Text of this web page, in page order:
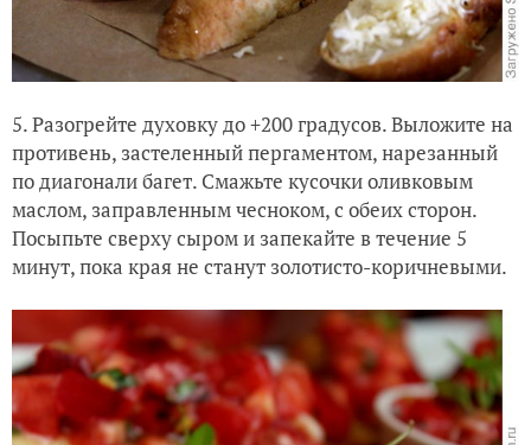
5. Разогрейте духовку до +200 градусов. Выложите на
противень, застеленный пергаментом, нарезанный
по диагонали багет. Смажьте кусочки оливковым
маслом, заправленным чесноком, с обеих сторон.
Посыпьте сверху сыром и запекайте в течение 5
минут, пока края не станут золотисто-коричневыми.